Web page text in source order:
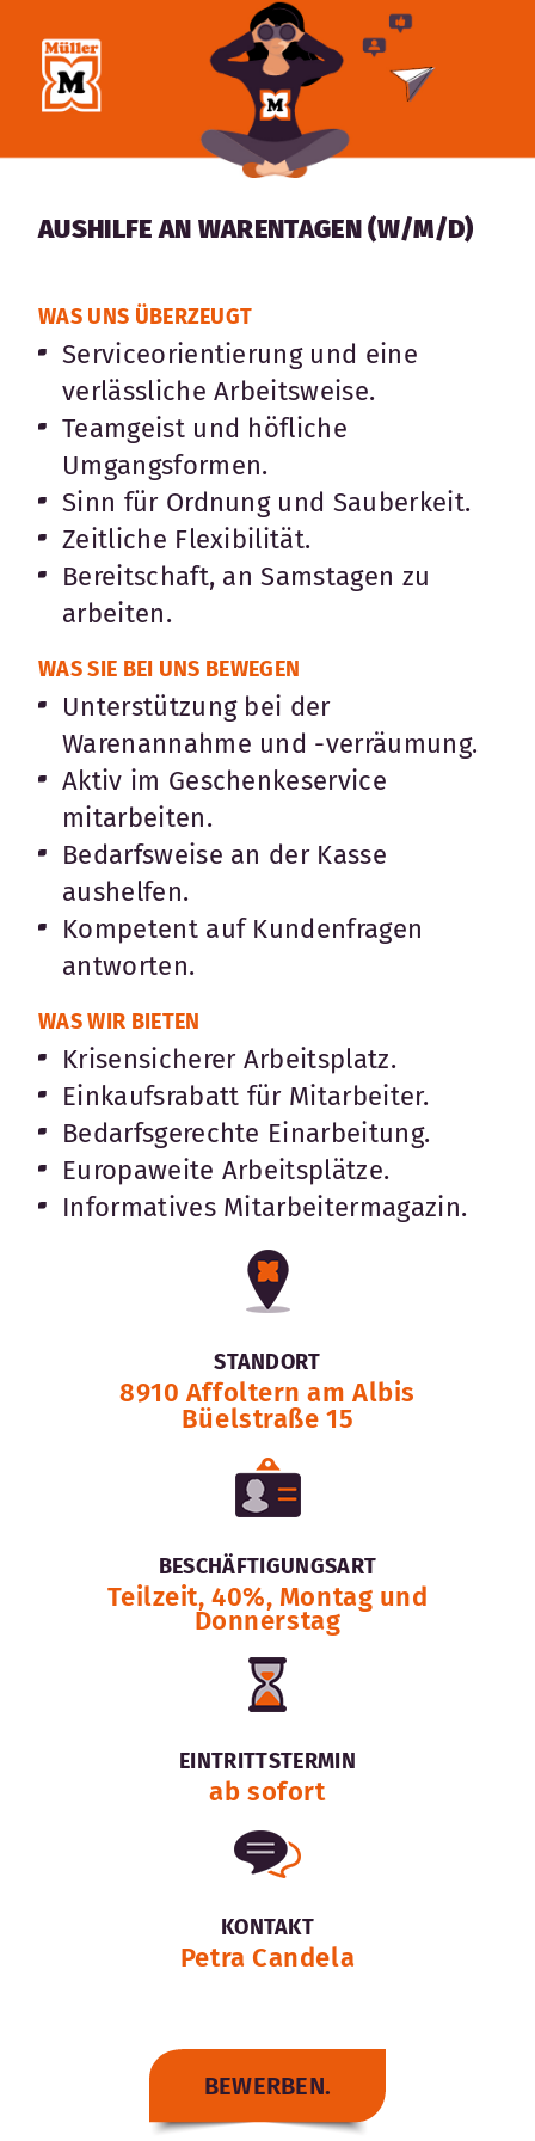
AUSHILFE AN WARENTAGEN (W/M/D)
WAS UNS ÜBERZEUGT
Serviceorientierung und eine
verlässliche Arbeitsweise.
Teamgeist und höfliche
Umgangsformen.
Sinn für Ordnung und Sauberkeit.
Zeitliche Flexibilität.
Bereitschaft, an Samstagen zu
arbeiten.
WAS SIE BEI UNS BEWEGEN
Unterstützung bei der
Warenannahme und -verräumung.
Aktiv im Geschenkeservice
mitarbeiten.
Bedarfsweise an der Kasse
aushelfen.
Kompetent auf Kundenfragen
antworten.
WAS WIR BIETEN
Krisensicherer Arbeitsplatz.
Einkaufsrabatt für Mitarbeiter.
Bedarfsgerechte Einarbeitung.
Europaweite Arbeitsplätze.
Informatives Mitarbeitermagazin.
STANDORT
8910 Affoltern am Albis
Büelstraße 15
BESCHÄFTIGUNGSART
Teilzeit, 40%, Montag und
Donnerstag
EINTRITTSTERMIN
ab sofort
KONTAKT
Petra Candela
BEWERBEN.